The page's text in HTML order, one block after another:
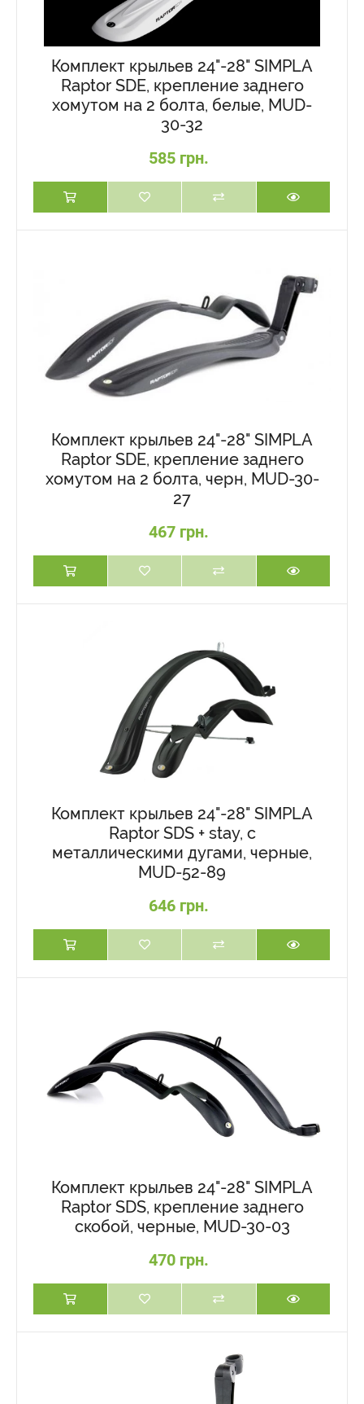
Комплект крыльев 24"-28" SIMPLA
Raptor SDE, крепление заднего
хомутом на 2 болта, белые, MUD-
30-32
585 грн.
Комплект крыльев 24"-28" SIMPLA
Raptor SDE, крепление заднего
хомутом на 2 болта, черн, MUD-30-
27
467 грн.
Комплект крыльев 24"-28" SIMPLA
Raptor SDS + stay, с
металлическими дугами, черные,
MUD-52-89
646 грн.
Комплект крыльев 24"-28" SIMPLA
Raptor SDS, крепление заднего
скобой, черные, MUD-30-03
470 грн.